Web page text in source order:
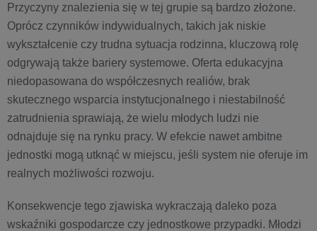
Przyczyny znalezienia się w tej grupie są bardzo złożone.
Oprócz czynników indywidualnych, takich jak niskie
wykształcenie czy trudna sytuacja rodzinna, kluczową rolę
odgrywają także bariery systemowe. Oferta edukacyjna
niedopasowana do współczesnych realiów, brak
skutecznego wsparcia instytucjonalnego i niestabilność
zatrudnienia sprawiają, że wielu młodych ludzi nie
odnajduje się na rynku pracy. W efekcie nawet ambitne
jednostki mogą utknąć w miejscu, jeśli system nie oferuje im
realnych możliwości rozwoju.
Konsekwencje tego zjawiska wykraczają daleko poza
wskaźniki gospodarcze czy jednostkowe przypadki. Młodzi